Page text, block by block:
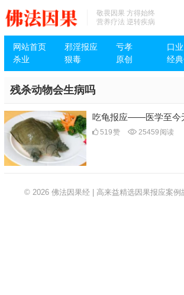
敬畏因果 方得始终
营养疗法 逆转疾病
网站首页 邪淫报应 亏孝 口业
杀业
狠毒 原创 经
残杀动物会生病吗
吃龟报应——医学至今
519赞 25459 阅读
© 2026 佛法因果经 | 高来益精选因果报应案例